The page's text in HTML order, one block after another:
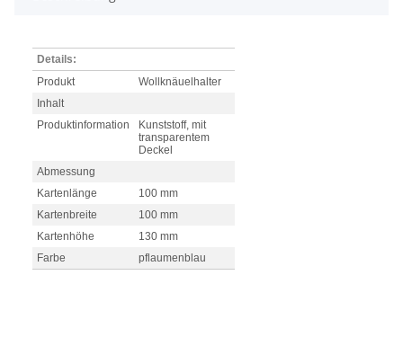
Details:
Produkt
Wollknäuelhalter
Inhalt
Produktinformation
Kunststoff, mit
transparentem
Deckel
Abmessung
Kartenlänge
100 mm
Kartenbreite
100 mm
Kartenhöhe
130 mm
Farbe
pflaumenblau